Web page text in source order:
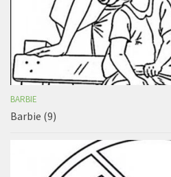
BARBIE
Barbie (9)